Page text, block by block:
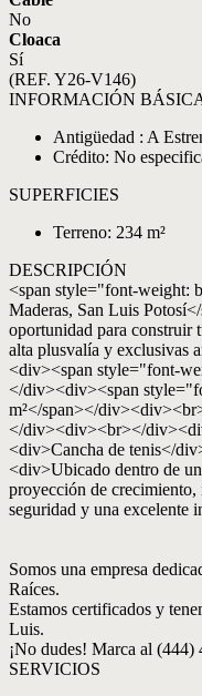
No
Cloaca
Sí
(REF. Y26-V146)
INFORMACIÓN
Antigüedad : A
Crédito: No
SUPERFICIES
Terreno: 234 m²
DESCRIPCIÓN
<span style="font-weight:
Maderas, San Luis
oportunidad para construir
alta plusvalía y exclusivas
<div><span style="font-
</div><div><span
m²</span></
</div><div><br></
<div>Cancha de tenis</
<div>Ubicado dentro de
proyección de crecimiento,
seguridad y una
Somos una empresa
Raíces.
Estamos certificados y
Luis.
¡No dudes! Marca al (444)
SERVICIOS